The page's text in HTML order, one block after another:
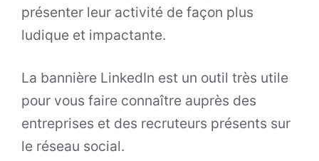
présenter leur activité de façon plus
ludique et impactante.
La bannière LinkedIn est un outil très utile
pour vous faire connaître auprès des
entreprises et des recruteurs présents sur
le réseau social.